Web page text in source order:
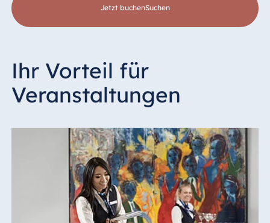
Jetzt buchen suchen
Ihr Vorteil für
Veranstaltungen